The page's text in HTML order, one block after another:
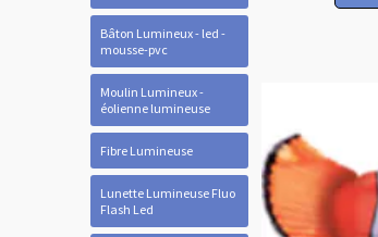
Bâton Lumineux - led -
mousse-pvc
Moulin Lumineux -
éolienne lumineuse
Fibre Lumineuse
Lunette Lumineuse Fluo
Flash Led